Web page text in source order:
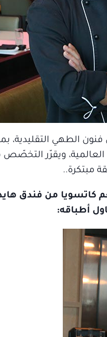
الطهي التقليدية،
ويقرّر
مبتكرة..
كاتسويا من فندق
أطباقه: